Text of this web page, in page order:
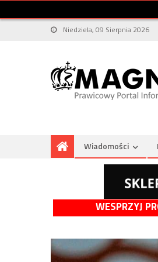
Niedziela, 09 Sierpnia 2026
Wiadomości
WESPRZYJ